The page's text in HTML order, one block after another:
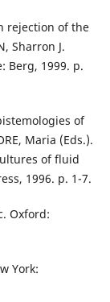
rejection of the
Sharron J.
Berg, 1999. p.
of
Maria (Eds.).
of fluid
1996. p. 1-7.
Oxford:
York: